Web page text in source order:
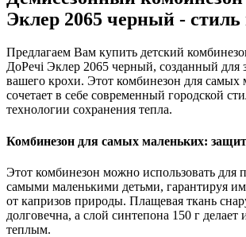
Эклер 2065 черный -
Предлагаем Вам купить детский
ДоРечі Эклер 2065 черный, созданный
вашего крохи. Этот комбинезон для самых
сочетает в себе современный городской
технологии сохранения тепла.
Комбинезон для самых маленьких:
Этот комбинезон можно использовать для
самыми маленькими детьми, гарантируя
от капризов природы. Плащевая ткань
долговечна, а слой синтепона 150 г
теплым.